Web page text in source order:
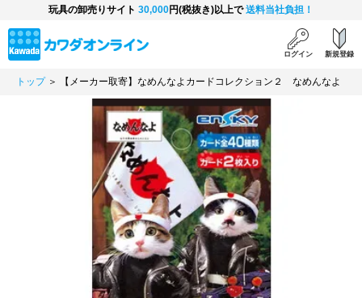
玩具の卸売りサイト 30,000円(税抜き)以上で送料当社負担！
ログイン 新規登録
トップ＞ 【メーカー取寄】なめんなよカードコレクション２ なめんなよ